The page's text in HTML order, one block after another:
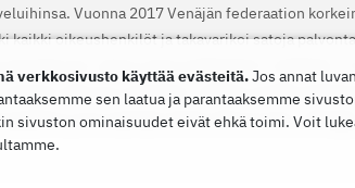
Vuonna 2017 Venäjän federaation
kaikki oikeushenkilöt ja takavarikoi satoja
vapautti Jehovan todistajat, määräsi heidät
ja korvaamaan heille aiheutuneen
verkkosivusto käyttää evästeitä.Jos annat
sen laatua ja parantaaksemme
sivuston ominaisuudet eivät ehkä toimi. Voit